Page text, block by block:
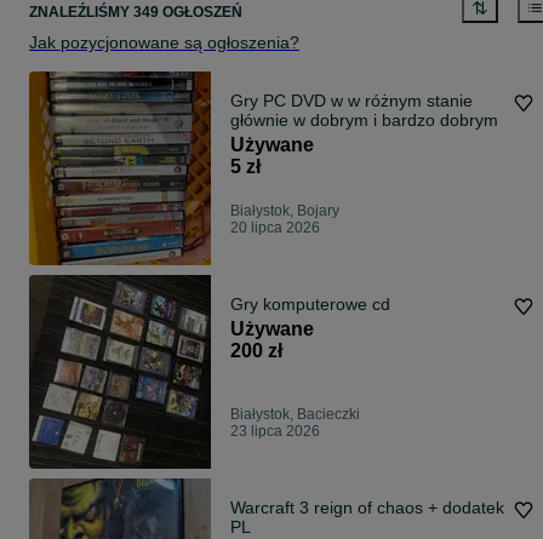
ZNALEŹLIŚMY 349 OGŁOSZEŃ
Jak pozycjonowane są ogłoszenia?
Gry PC DVD w w różnym stanie
głównie w dobrym i bardzo dobrym
Używane
5 zł
Białystok, Bojary
20 lipca 2026
Gry komputerowe cd
Używane
200 zł
Białystok, Bacieczki
23 lipca 2026
Warcraft 3 reign of chaos + dodatek
PL